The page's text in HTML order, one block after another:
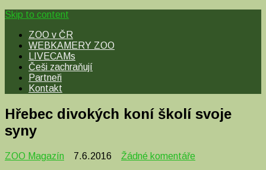
Skip to content
ZOO v ČR
WEBKAMERY ZOO
LIVECAMs
Češi zachraňují
Partneři
Kontakt
Hřebec divokých koní školí svoje
syny
ZOO Magazín 7.6.2016 Žádné komentáře